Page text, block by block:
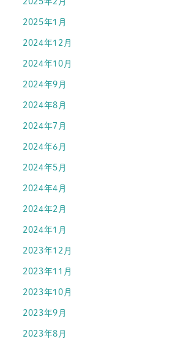
2025年1月
2024年12月
2024年10月
2024年9月
2024年8月
2024年7月
2024年6月
2024年5月
2024年4月
2024年2月
2024年1月
2023年12月
2023年11月
2023年10月
2023年9月
2023年8月